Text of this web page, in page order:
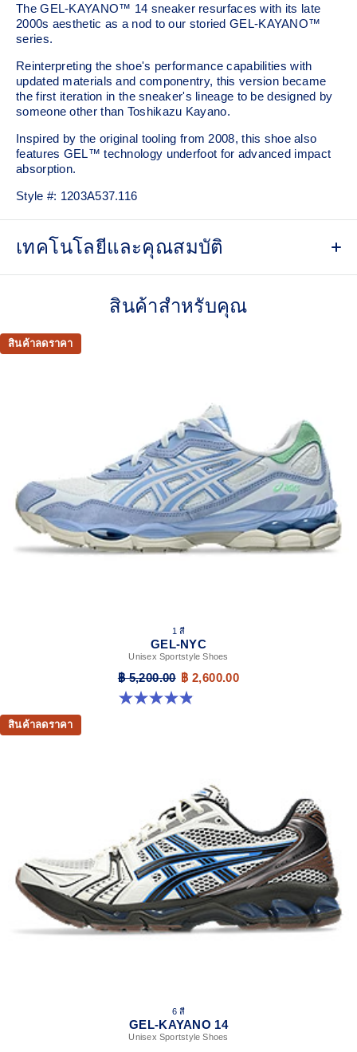
The GEL-KAYANO™ 14 sneaker resurfaces with its late
2000s aesthetic as a nod to our storied GEL-KAYANO™
series.
Reinterpreting the shoe's performance capabilities with
updated materials and componentry, this version became
the first iteration in the sneaker's lineage to be designed by
someone other than Toshikazu Kayano.
Inspired by the original tooling from 2008, this shoe also
features GEL™ technology underfoot for advanced impact
absorption.
Style #: 1203A537.116
เทคโนโลยีและคุณสมบัติ
2000s design language
GEL™ technology cushioning provides excellent shock
absorption
The sockliner is produced with the solution dyeing
process that reduces water usage by approximately
33% and carbon emissions by approximately 45%
compared to the conventional dyeing technology
สินค้าสำหรับคุณ
สินค้าลดราคา
1 สี
GEL-NYC
Unisex Sportstyle Shoes
฿ 5,200.00 ฿ 2,600.00
4.9 จาก 5 ดาว 73 รีวิว
สินค้าลดราคา
6 สี
GEL-KAYANO 14
Unisex Sportstyle Shoes